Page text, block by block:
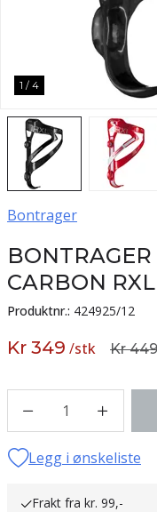
1 / 4
Bontrager
CARBON
Produktnr.: 424925/12
Kr 349 /stk Kr 449
1
Legg i ønskeliste
Frakt fra kr. 99,-